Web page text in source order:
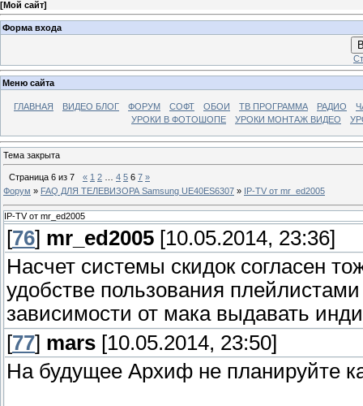
[Мой сайт]
Форма входа
Меню сайта
ГЛАВНАЯ ВИДЕО БЛОГ ФОРУМ СОФТ ОБОИ ТВ ПРОГРАММА РАДИО
УРОКИ В ФОТОШОПЕ
УРОКИ МОНТАЖ ВИДЕО
Тема закрыта
Страница 6 из 7 « 1 2 4 5 6 7 »
Форум » FAQ ДЛЯ ТЕЛЕВИЗОРА Samsung UE40ES6307 » IP-ТV от mr_ed2005
IP-ТV от mr_ed2005
[76] mr_ed2005 [10.05.2014, 23:36]
Насчет системы скидок согласен
удобстве пользования
зависимости от мака выдавать
[77] mars [10.05.2014, 23:50]
На будущее Архиф не планируйте